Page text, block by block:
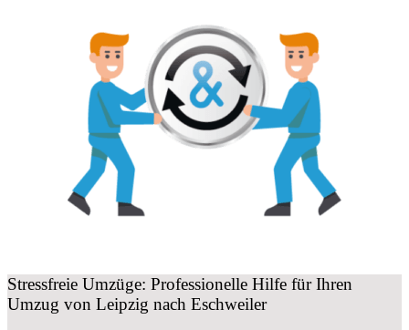
Stressfreie Umzüge: Professionelle Hilfe für Ihren
Umzug von Leipzig nach Eschweiler